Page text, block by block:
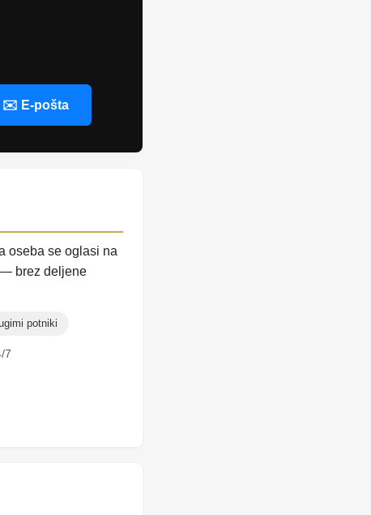
✉️ E-pošta
oseba se oglasi na
— brez deljene
potniki
7